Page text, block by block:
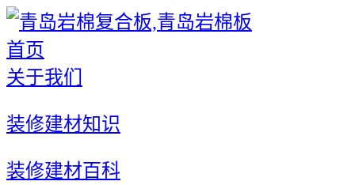
首页
关于我们
装修建材知识
装修建材百科